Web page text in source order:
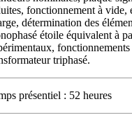
fonctionnement à vide,
détermination des
étoile équivalent à
fonctionnements
triphasé.
présentiel : 52 heures